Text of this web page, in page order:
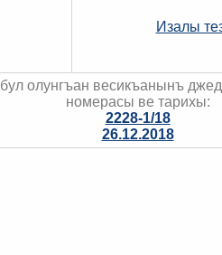
Изалы
олунгъан весикъанынъ
номерасы ве тарихы:
2228-1/18
26.12.2018